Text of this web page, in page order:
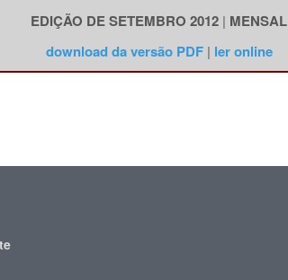
EDIÇÃO DE SETEMBRO 2012 | MENSAL
download da versão PDF| ler online